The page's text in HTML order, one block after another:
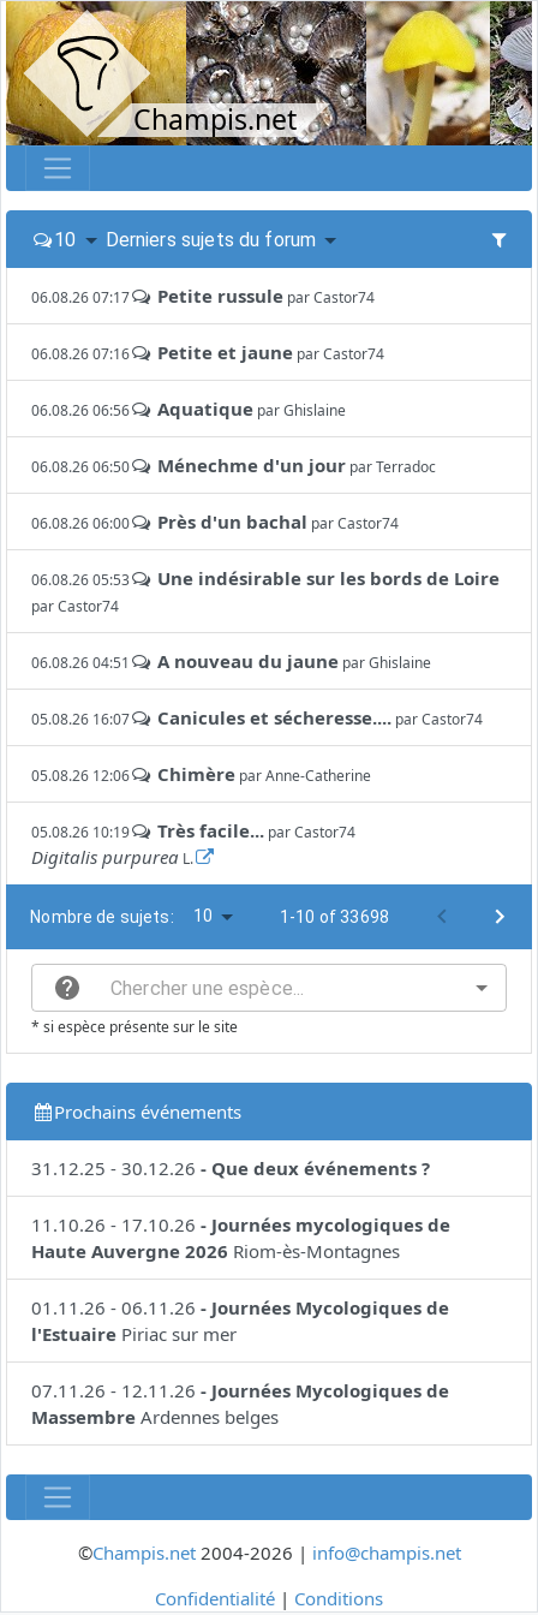
Champis.net
10 Derniers sujets du forum
06.08.26 07:17 Petite russule parCastor74
06.08.26 07:16 Petite et jaune parCastor74
06.08.26 06:56 Aquatique parGhislaine
06.08.26 06:50 Ménechme d'un jour parTerradoc
06.08.26 06:00 Près d'un bachal parCastor74
06.08.26 05:53 Une indésirable sur les bords de Loire
parCastor74
06.08.26 04:51 A nouveau du jaune parGhislaine
05.08.26 16:07 Canicules et sécheresse.... parCastor74
05.08.26 12:06 Chimère parAnne-Catherine
05.08.26 10:19 Très facile... parCastor74
Digitalis purpurea L.
Nombre de sujets: 10 1-10 of 33698
* si espèce présente sur le site
Prochains événements
31.12.25 - 30.12.26 - Que deux événements ?
11.10.26 - 17.10.26 - Journées mycologiques de
Haute Auvergne 2026 Riom-ès-Montagnes
01.11.26 - 06.11.26 - Journées Mycologiques de
l'Estuaire Piriac sur mer
07.11.26 - 12.11.26 - Journées Mycologiques de
Massembre Ardennes belges
©Champis.net2004-2026 | info@champis.net
Confidentialité | Conditions